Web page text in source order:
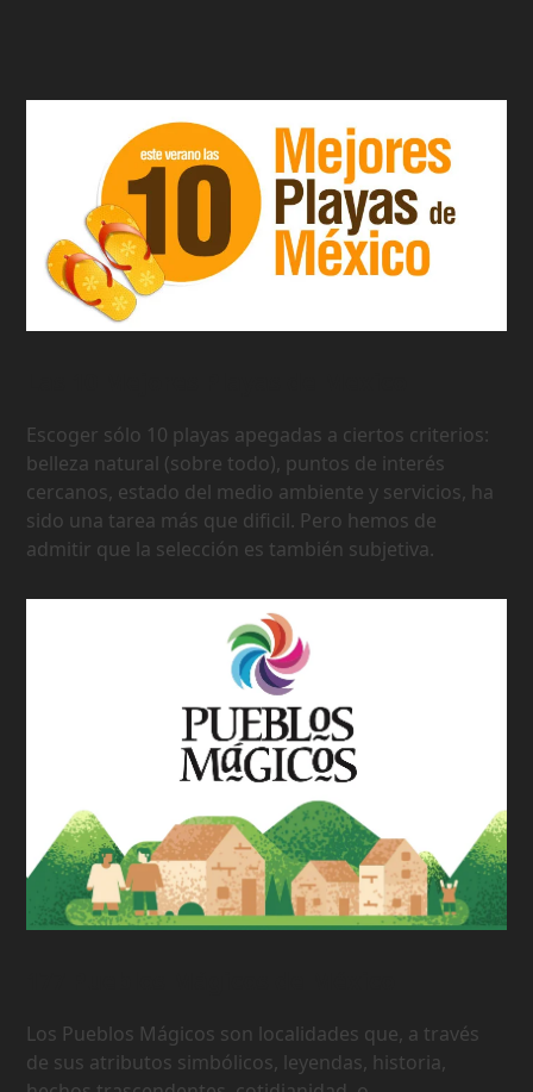
Escoger sólo 10 playas apegadas a ciertos criterios:
belleza natural (sobre todo), puntos de interés
cercanos, estado del medio ambiente y servicios, ha
sido una tarea más que dificil. Pero hemos de
admitir que la selección es también subjetiva.
Los Pueblos Mágicos son localidades que, a través
de sus atributos simbólicos, leyendas, historia,